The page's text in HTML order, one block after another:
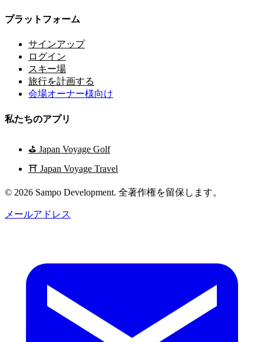
プラットフォーム
サインアップ
ログイン
スキー場
旅行を計画する
会場オーナー様向け
私たちのアプリ
⛳ Japan Voyage Golf
⛩️ Japan Voyage Travel
© 2026 Sampo Development. 全著作権を留保します。
メールアドレス